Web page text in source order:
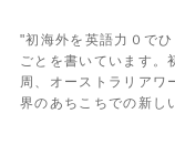
"初海外を英語力０で
ごとを書いています。
周、オーストラリアワ
界のあちこちでの新し